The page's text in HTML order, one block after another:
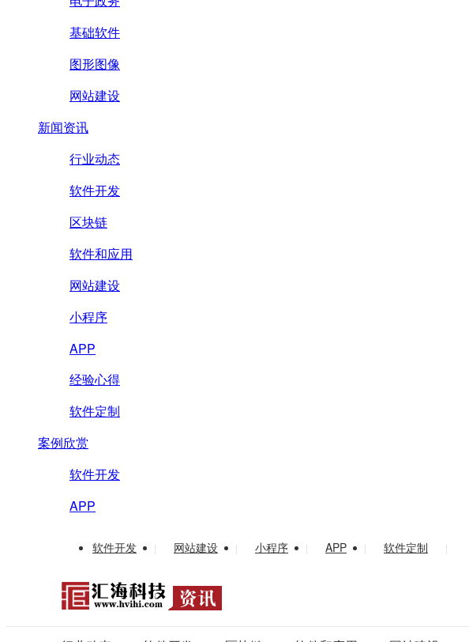
基础软件
图形图像
网站建设
新闻资讯
行业动态
软件开发
区块链
软件和应用
网站建设
小程序
APP
经验心得
软件定制
案例欣赏
软件开发
APP
软件开发 | 网站建设 | 小程序 | APP | 软件定制 |